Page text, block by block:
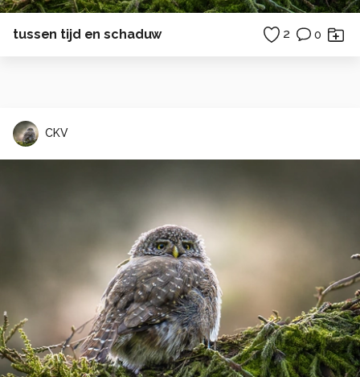
tussen tijd en schaduw 2 0
CKV